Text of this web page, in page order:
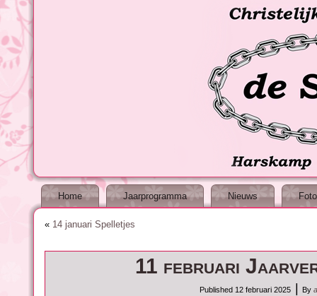
Home Jaarprogramma Nieuws
« 14 januari Spelletjes
11 februari
Published 12 februari 2025 By